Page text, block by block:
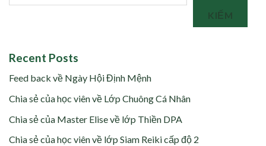
KIẾM
Recent Posts
Feed back về Ngày Hội Định Mệnh
Chia sẻ của học viên về Lớp Chuông Cá Nhân
Chia sẻ của Master Elise về lớp Thiền DPA
Chia sẻ của học viên về lớp Siam Reiki cấp độ 2